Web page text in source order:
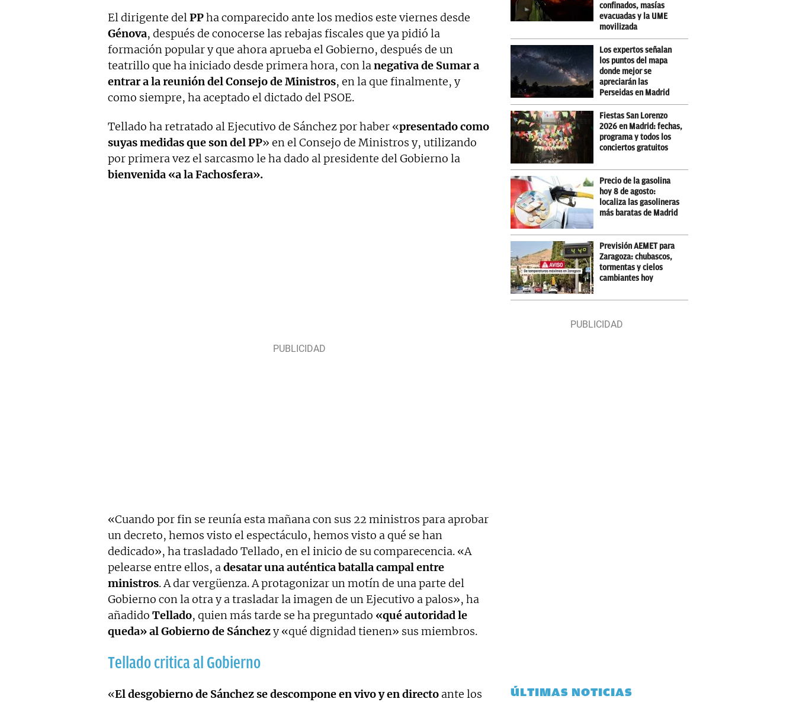
El dirigente del PPha comparecido ante los medios este viernes desde
Génova, después de conocerse las rebajas fiscales que ya pidió la
formación popular y que ahora aprueba el Gobierno, después de un
teatrillo que ha iniciado desde primera hora, con la negativa de Sumar a
entrar a la reunión del Consejo de Ministros, en la que finalmente, y
como siempre, ha aceptado el dictado del PSOE.
Tellado ha retratado al Ejecutivo de Sánchez por haber «presentado como
suyas medidas que son del PP» en el Consejo de Ministros y, utilizando
por primera vez el sarcasmo le ha dado al presidente del Gobierno la
bienvenida «a la Fachosfera».
«Cuando por fin se reunía esta mañana con sus 22 ministros para aprobar
un decreto, hemos visto el espectáculo, hemos visto a qué se han
dedicado», ha trasladado Tellado, en el inicio de su comparecencia. «A
pelearse entre ellos, adesatar una auténtica batalla campal entre
ministros. A dar vergüenza. A protagonizar un motín de una parte del
Gobierno con la otra y a trasladar la imagen de un Ejecutivo a palos», ha
añadido Tellado, quien más tarde se ha preguntado «qué autoridad le
queda» al Gobierno de Sánchezy «qué dignidad tienen» sus miembros.
Tellado critica al Gobierno
«El desgobierno de Sánchez se descompone en vivo y en directo ante los
confinados, masías
evacuadas y la UME
movilizada
Los expertos señalan
los puntos del mapa
donde mejor se
apreciarán las
Perseidas en Madrid
Fiestas San Lorenzo
2026 en Madrid: fechas,
programa y todos los
conciertos gratuitos
Precio de la gasolina
hoy 8 de agosto:
localiza las gasolineras
más baratas de Madrid
Previsión AEMET para
Zaragoza: chubascos,
tormentas y cielos
cambiantes hoy
ÚLTIMAS NOTICIAS